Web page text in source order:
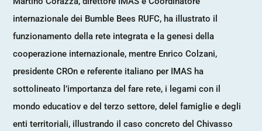
internazionale dei Bumble Bees RUFC, ha illustrato il
funzionamento della rete integrata e la genesi della
cooperazione internazionale, mentre Enrico Colzani,
presidente CROn e referente italiano per IMAS ha
sottolineato l’importanza del fare rete, i legami con il
mondo educatiov e del terzo settore, delel famiglie e degli
enti territoriali, illustrando il caso concreto del Chivasso